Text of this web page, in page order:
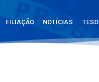
FILIAÇÃO NOTÍCIAS